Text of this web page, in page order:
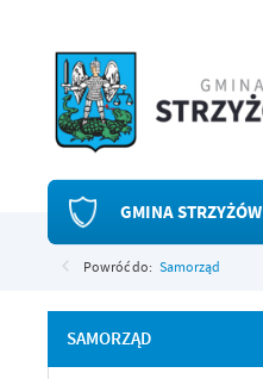
GMINA STRZYŻÓW
Powróć do: Samorząd
SAMORZĄD